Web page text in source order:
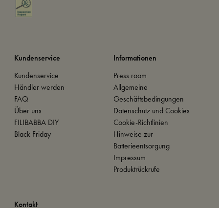
Kundenservice
Kundenservice
Händler werden
FAQ
Über uns
FILIBABBA DIY
Black Friday
Informationen
Press room
Allgemeine
Geschäftsbedingungen
Datenschutz und Cookies
Cookie-Richtlinien
Hinweise zur
Batterieentsorgung
Impressum
Produktrückrufe
Kontakt